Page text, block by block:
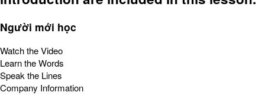
Người mới học
Watch the Video
Learn the Words
Speak the Lines
Company Information